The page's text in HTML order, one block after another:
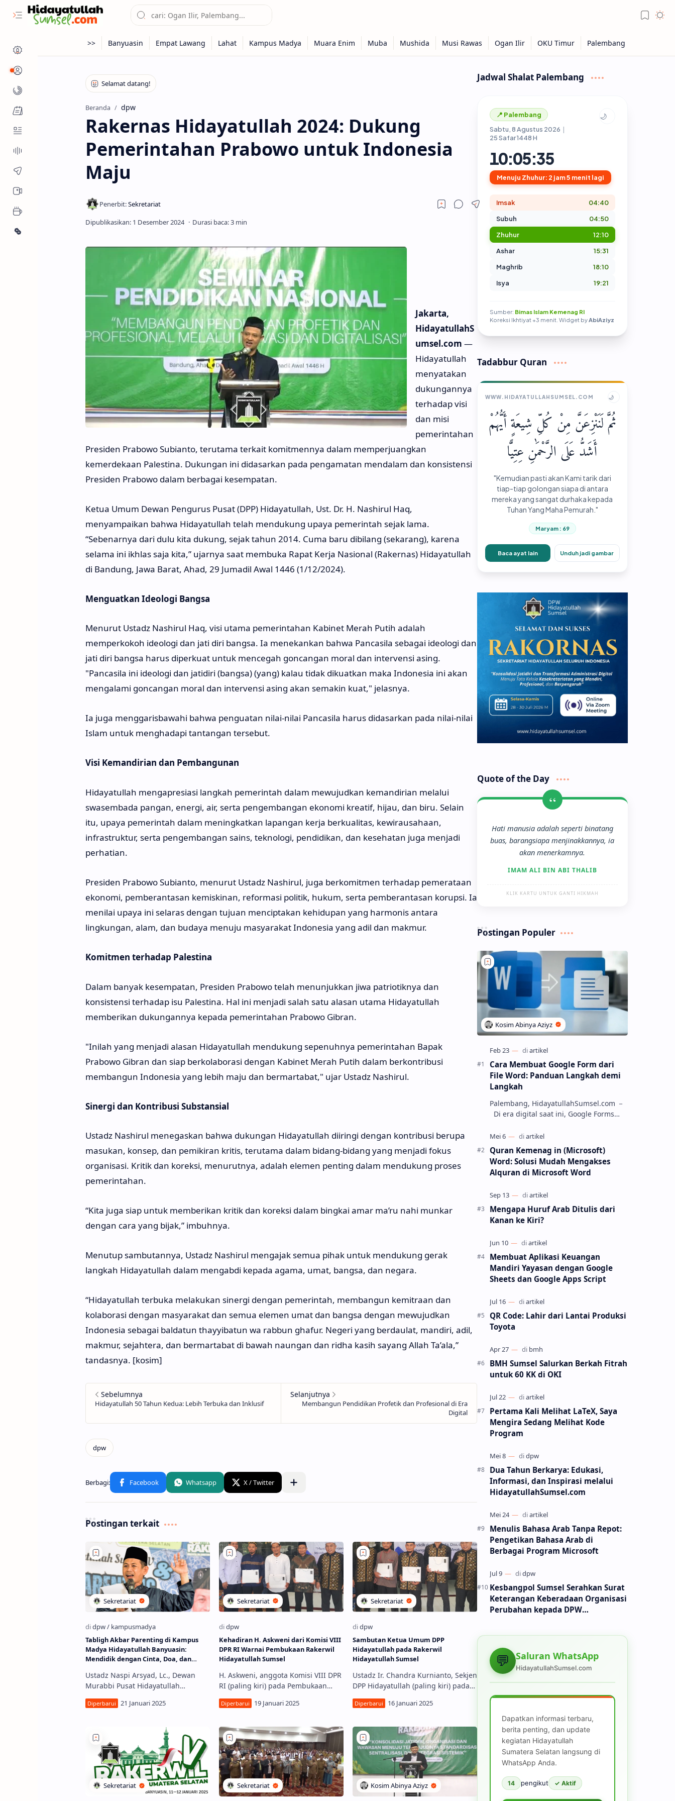
Beranda dpw
Rakernas Hidayatullah 2024: Dukung
Pemerintahan Prabowo untuk Indonesia
Maju
Jakarta,
HidayatullahS
umsel.com —
Hidayatullah
menyatakan
dukungannya
terhadap visi
dan misi
pemerintahan
Presiden Prabowo Subianto, terutama terkait komitmennya dalam memperjuangkan
kemerdekaan Palestina. Dukungan ini didasarkan pada pengamatan mendalam dan konsistensi
Presiden Prabowo dalam berbagai kesempatan.
Ketua Umum Dewan Pengurus Pusat (DPP) Hidayatullah, Ust. Dr. H. Nashirul Haq,
menyampaikan bahwa Hidayatullah telah mendukung upaya pemerintah sejak lama.
“Sebenarnya dari dulu kita dukung, sejak tahun 2014. Cuma baru dibilang (sekarang), karena
selama ini ikhlas saja kita,” ujarnya saat membuka Rapat Kerja Nasional (Rakernas) Hidayatullah
di Bandung, Jawa Barat, Ahad, 29 Jumadil Awal 1446 (1/12/2024).
Menguatkan Ideologi Bangsa
Menurut Ustadz Nashirul Haq, visi utama pemerintahan Kabinet Merah Putih adalah
memperkokoh ideologi dan jati diri bangsa. Ia menekankan bahwa Pancasila sebagai ideologi dan
jati diri bangsa harus diperkuat untuk mencegah goncangan moral dan intervensi asing.
"Pancasila ini ideologi dan jatidiri (bangsa) (yang) kalau tidak dikuatkan maka Indonesia ini akan
mengalami goncangan moral dan intervensi asing akan semakin kuat," jelasnya.
Ia juga menggarisbawahi bahwa penguatan nilai-nilai Pancasila harus didasarkan pada nilai-nilai
Islam untuk menghadapi tantangan tersebut.
Visi Kemandirian dan Pembangunan
Hidayatullah mengapresiasi langkah pemerintah dalam mewujudkan kemandirian melalui
swasembada pangan, energi, air, serta pengembangan ekonomi kreatif, hijau, dan biru. Selain
itu, upaya pemerintah dalam meningkatkan lapangan kerja berkualitas, kewirausahaan,
infrastruktur, serta pengembangan sains, teknologi, pendidikan, dan kesehatan juga menjadi
perhatian.
Presiden Prabowo Subianto, menurut Ustadz Nashirul, juga berkomitmen terhadap pemerataan
ekonomi, pemberantasan kemiskinan, reformasi politik, hukum, serta pemberantasan korupsi. Ia
menilai upaya ini selaras dengan tujuan menciptakan kehidupan yang harmonis antara
lingkungan, alam, dan budaya menuju masyarakat Indonesia yang adil dan makmur.
Komitmen terhadap Palestina
Dalam banyak kesempatan, Presiden Prabowo telah menunjukkan jiwa patriotiknya dan
konsistensi terhadap isu Palestina. Hal ini menjadi salah satu alasan utama Hidayatullah
memberikan dukungannya kepada pemerintahan Prabowo Gibran.
"Inilah yang menjadi alasan Hidayatullah mendukung sepenuhnya pemerintahan Bapak
Prabowo Gibran dan siap berkolaborasi dengan Kabinet Merah Putih dalam berkontribusi
membangun Indonesia yang lebih maju dan bermartabat," ujar Ustadz Nashirul.
Sinergi dan Kontribusi Substansial
Ustadz Nashirul menegaskan bahwa dukungan Hidayatullah diiringi dengan kontribusi berupa
masukan, konsep, dan pemikiran kritis, terutama dalam bidang-bidang yang menjadi fokus
organisasi. Kritik dan koreksi, menurutnya, adalah elemen penting dalam mendukung proses
pemerintahan.
“Kita juga siap untuk memberikan kritik dan koreksi dalam bingkai amar ma’ru nahi munkar
dengan cara yang bijak,” imbuhnya.
Menutup sambutannya, Ustadz Nashirul mengajak semua pihak untuk mendukung gerak
langkah Hidayatullah dalam mengabdi kepada agama, umat, bangsa, dan negara.
“Hidayatullah terbuka melakukan sinergi dengan pemerintah, membangun kemitraan dan
kolaborasi dengan masyarakat dan semua elemen umat dan bangsa dengan mewujudkan
Indonesia sebagai baldatun thayyibatun wa rabbun ghafur. Negeri yang berdaulat, mandiri, adil,
makmur, sejahtera, dan bermartabat di bawah naungan dan ridha kasih sayang Allah Ta’ala,”
tandasnya. [kosim]
Postingan terkait
Tabligh Akbar Parenting di Kampus
Madya Hidayatullah Banyuasin:
Mendidik dengan Cinta, Doa, dan
Ustadz Naspi Arsyad, Lc., Dewan
Murabbi Pusat Hidayatullah
- Tabligh Akbar Parenting yang
Kehadiran H. Askweni dari Komisi VIII
DPR RI Warnai Pembukaan Rakerwil
Hidayatullah Sumsel
H. Askweni, anggota Komisi VIII DPR
RI (paling kiri) pada Pembukaan
bersama Ketua DPW
Ha…
Sambutan Ketua Umum DPP
Hidayatullah pada Rakerwil
Hidayatullah Sumsel
Ustadz Ir. Chandra Kurnianto, Sekjen
DPP Hidayatullah (paling kiri) pada
Sumsel SAMBUTAN KETUA UMUM
Jadwal Shalat Palembang
📍 Palembang
Sabtu, 8 Agustus 2026 |
25 Safar 1448 H
🌙
10:05:36
Menuju Zhuhur: 2 jam 5 menit lagi
Imsak
04:40
Subuh
04:50
Zhuhur
12:10
Ashar
15:31
Maghrib
18:10
Isya
19:21
Sumber: Bimas Islam Kemenag RI
Koreksi Ikhtiyat +3 menit. Widget byAbiAziyz
Tadabbur Quran
WWW.HIDAYATULLAHSUMSEL.COM 🌙
ثُمَّ لَنَنْزِعَنَّ مِنْ كُلِّ شِيعَةٍ أَيُّهُمْ
أَشَدُّ عَلَى الرَّحْمَٰنِ عِتِيًّا
"Kemudian pasti akan Kami tarik dari
tiap-tiap golongan siapa di antara
mereka yang sangat durhaka kepada
Tuhan Yang Maha Pemurah."
Maryam : 69
Baca ayat lain Unduh jadi gambar
Quote of the Day
“
Hati manusia adalah seperti binatang
buas, barangsiapa menjinakkannya, ia
akan menerkamnya.
IMAM ALI BIN ABI THALIB
KLIK KARTU UNTUK GANTI HIKMAH
Postingan Populer
Cara Membuat Google Form dari
File Word: Panduan Langkah demi
Langkah
Palembang, HidayatullahSumsel.com －
Di era digital saat ini, Google Forms
populer untuk membuat kuesioner, soa…
Quran Kemenag in (Microsoft)
Word: Solusi Mudah Mengakses
Alquran di Microsoft Word
Mengapa Huruf Arab Ditulis dari
Kanan ke Kiri?
Membuat Aplikasi Keuangan
Mandiri Yayasan dengan Google
Sheets dan Google Apps Script
QR Code: Lahir dari Lantai Produksi
Toyota
BMH Sumsel Salurkan Berkah Fitrah
untuk 60 KK di OKI
Pertama Kali Melihat LaTeX, Saya
Mengira Sedang Melihat Kode
Program
Dua Tahun Berkarya: Edukasi,
Informasi, dan Inspirasi melalui
HidayatullahSumsel.com
Menulis Bahasa Arab Tanpa Repot:
Pengetikan Bahasa Arab di
Berbagai Program Microsoft
Kesbangpol Sumsel Serahkan Surat
Keterangan Keberadaan Organisasi
Perubahan kepada DPW
💬 Saluran WhatsApp
HidayatullahSumsel.com
Dapatkan informasi terbaru,
berita penting, dan update
kegiatan Hidayatullah
Sumatera Selatan langsung di
WhatsApp Anda.
14 pengikut ✓ Aktif